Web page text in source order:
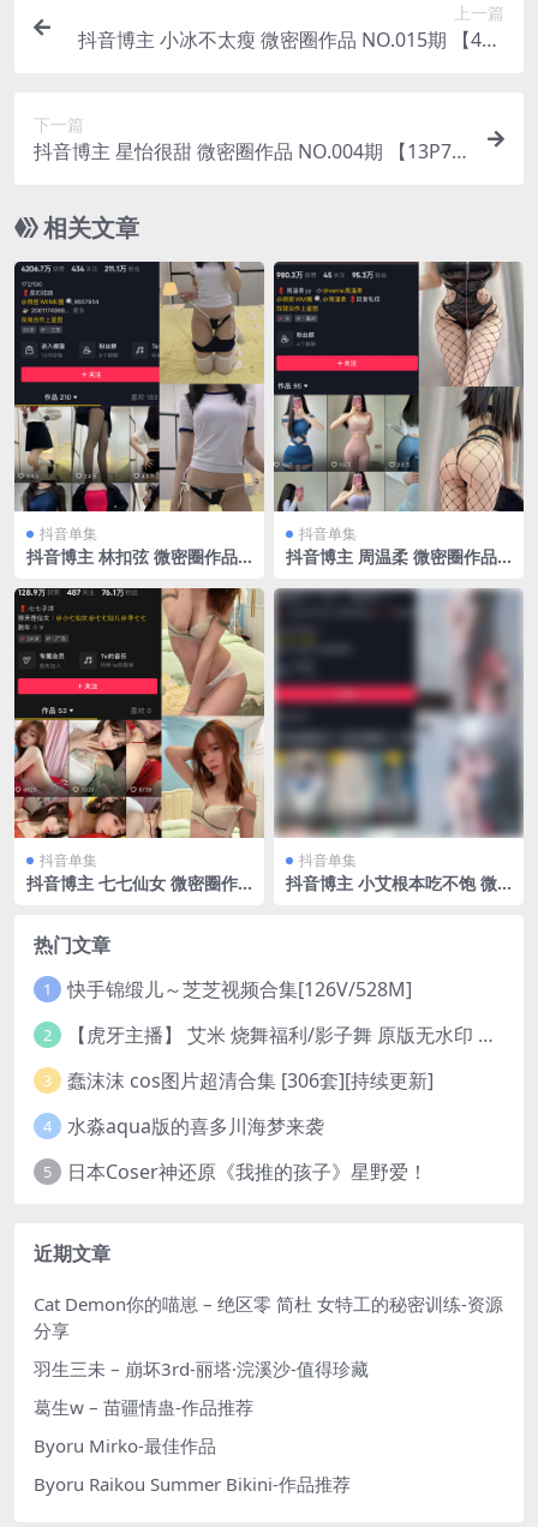
上一篇
抖音博主 小冰不太瘦 微密圈作品 NO.015期 【4P1
下一篇
抖音博主 星怡很甜 微密圈作品 NO.004期 【13P7
相关文章
抖音单集
抖音博主 林扣弦 微密圈作品
抖音单集
抖音博主 周温柔 微密圈作品
P】
抖音单集
抖音博主 七七仙女 微密圈作
抖音单集
抖音博主 小艾根本吃不饱 微
热门文章
1 快手锦缎儿～芝芝视频合集[126V/528M]
2 【虎牙主播】 艾米 烧舞福利/影子舞 原版无水印 （1v/130m）
3 蠢沫沫 cos图片超清合集 [306套][持续更新]
4 水淼aqua版的喜多川海梦来袭
5 日本Coser神还原《我推的孩子》星野爱！
近期文章
Cat Demon你的喵崽 – 绝区零 简杜 女特工的秘密训练-资源
分享
羽生三未 – 崩坏3rd-丽塔·浣溪沙-值得珍藏
葛生w – 苗疆情蛊-作品推荐
Byoru Mirko-最佳作品
Byoru Raikou Summer Bikini-作品推荐